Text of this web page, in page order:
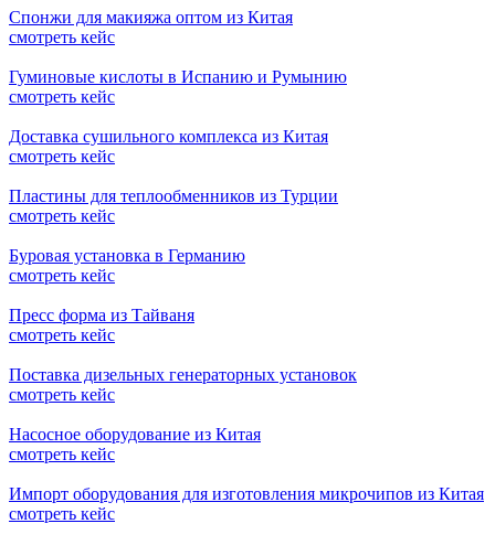
Спонжи для макияжа оптом из Китая
смотреть кейс
Гуминовые кислоты в Испанию и Румынию
смотреть кейс
Доставка сушильного комплекса из Китая
смотреть кейс
Пластины для теплообменников из Турции
смотреть кейс
Буровая установка в Германию
смотреть кейс
Пресс форма из Тайваня
смотреть кейс
Поставка дизельных генераторных установок
смотреть кейс
Насосное оборудование из Китая
смотреть кейс
Импорт оборудования для изготовления микрочипов из Китая
смотреть кейс